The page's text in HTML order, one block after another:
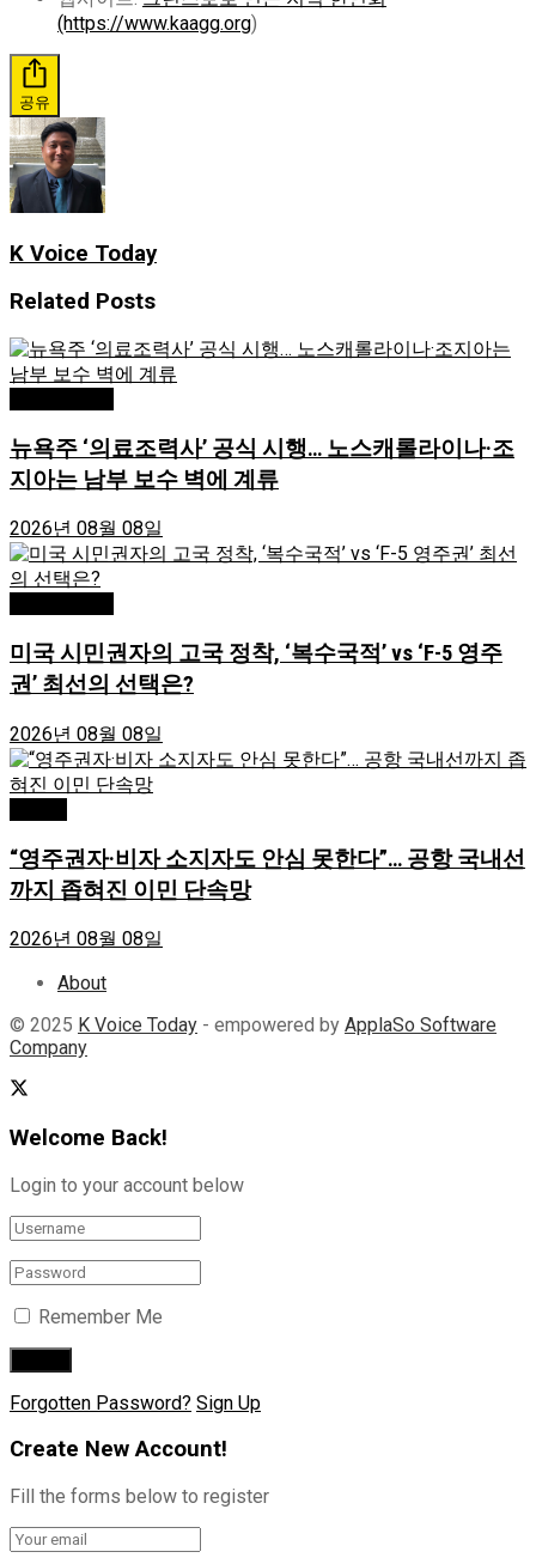
(https://www.kaagg.org)
공유
K Voice Today
Related Posts
뉴욕주 ‘의료조력사’ 공식 시행… 노스캐롤라이나·조
지아는 남부 보수 벽에 계류
2026년 08월 08일
미국 시민권자의 고국 정착, ‘복수국적’ vs ‘F-5 영주
권’ 최선의 선택은?
2026년 08월 08일
“영주권자·비자 소지자도 안심 못한다”… 공항 국내선
까지 좁혀진 이민 단속망
2026년 08월 08일
About
© 2025 K Voice Today - empowered by ApplaSo Software
Company
Welcome Back!
Login to your account below
Remember Me
Forgotten Password? Sign Up
Create New Account!
Fill the forms below to register